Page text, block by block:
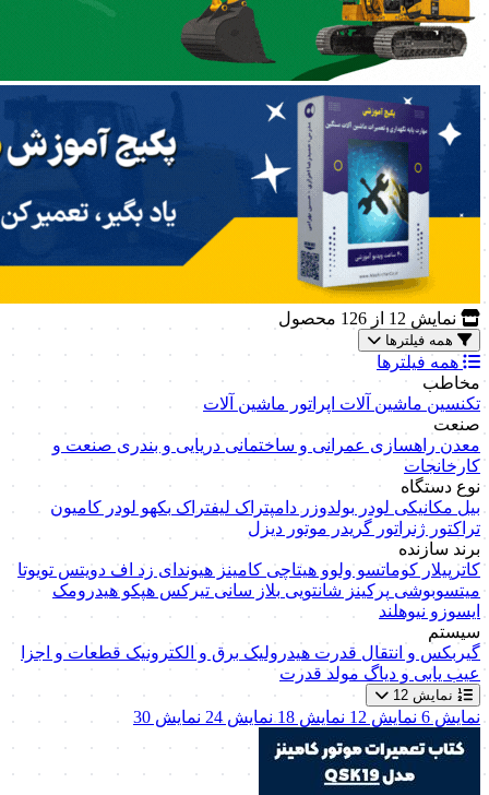
نمایش 12 از 126 محصول
همه فیلترها
همه فیلترها
مخاطب
تکنسین ماشین آلات اپراتور ماشین آلات
صنعت
معدن راهسازی عمرانی و ساختمانی دریایی و بندری صنعت و
کارخانجات
نوع دستگاه
بیل مکانیکی لودر بولدوزردامپتراک لیفتراک بکهو لودر کامیون
تراکتور ژنراتور گریدر موتور دیزل
برند سازنده
کاترپیلار کوماتسوولوو هیتاچی کامینز هیوندای زد اف دویتس تویوتا
میتسوبوشی پرکینز شانتویی بلاز سانی تیرکس هپکوهیدرومک
ایسوزو نیوهلند
سیستم
گیربکس و انتقال قدرت هیدرولیک برق و الکترونیک قطعات و اجزا
عیب یابی و دیاگ مولد قدرت
نمایش 12
نمایش 6 نمایش 12 نمایش 18 نمایش 24 نمایش 30